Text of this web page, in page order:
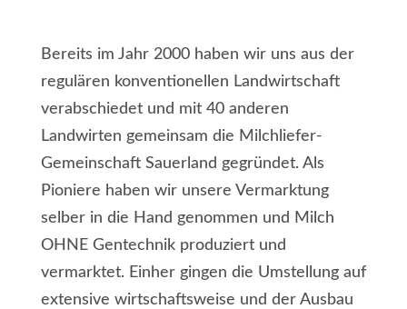
Bereits im Jahr 2000 haben wir uns aus der
regulären konventionellen Landwirtschaft
verabschiedet und mit 40 anderen
Landwirten gemeinsam die Milchliefer-
Gemeinschaft Sauerland gegründet. Als
Pioniere haben wir unsere Vermarktung
selber in die Hand genommen und Milch
OHNE Gentechnik produziert und
vermarktet. Einher gingen die Umstellung auf
extensive wirtschaftsweise und der Ausbau